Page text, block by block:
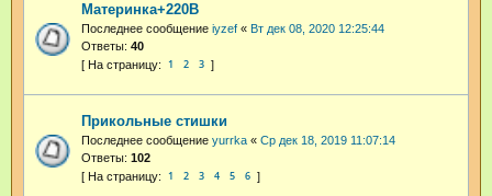
Материнка+220В
Последнее сообщение iyzef « Вт дек 08, 2020 12:25:44
Ответы: 40
1 2 3
Прикольные стишки
Последнее сообщение yurrka « Ср дек 18, 2019 11:07:14
Ответы: 102
1 2 3 4 5 6